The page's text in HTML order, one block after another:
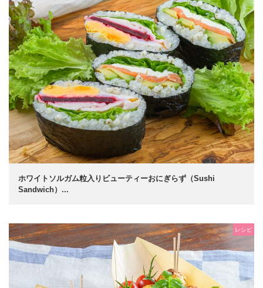
ホワイトソルガム粒入りビューティーおにぎらず（Sushi
Sandwich）...
レシピ